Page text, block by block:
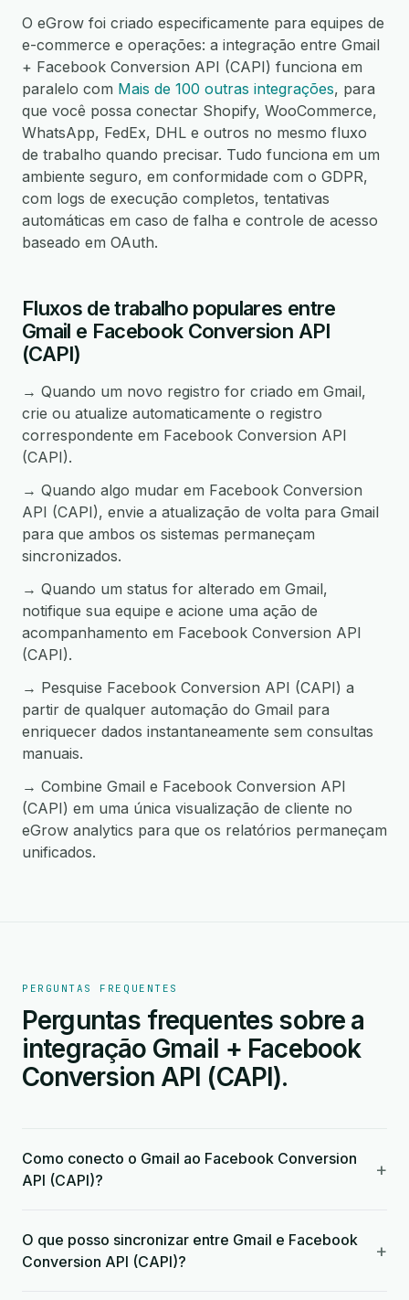
O eGrow foi criado especificamente para equipes de
e-commerce e operações: a integração entre Gmail
+ Facebook Conversion API (CAPI) funciona em
paralelo com Mais de 100 outras integrações, para
que você possa conectar Shopify, WooCommerce,
WhatsApp, FedEx, DHL e outros no mesmo fluxo
de trabalho quando precisar. Tudo funciona em um
ambiente seguro, em conformidade com o GDPR,
com logs de execução completos, tentativas
automáticas em caso de falha e controle de acesso
baseado em OAuth.
Fluxos de trabalho populares entre
Gmail e Facebook Conversion API
(CAPI)
→ Quando um novo registro for criado em Gmail,
crie ou atualize automaticamente o registro
correspondente em Facebook Conversion API
(CAPI).
→ Quando algo mudar em Facebook Conversion
API (CAPI), envie a atualização de volta para Gmail
para que ambos os sistemas permaneçam
sincronizados.
→ Quando um status for alterado em Gmail,
notifique sua equipe e acione uma ação de
acompanhamento em Facebook Conversion API
(CAPI).
→ Pesquise Facebook Conversion API (CAPI) a
partir de qualquer automação do Gmail para
enriquecer dados instantaneamente sem consultas
manuais.
→ Combine Gmail e Facebook Conversion API
(CAPI) em uma única visualização de cliente no
eGrow analytics para que os relatórios permaneçam
unificados.
PERGUNTAS FREQUENTES
Perguntas frequentes sobre a
integração Gmail + Facebook
Conversion API (CAPI).
Como conecto o Gmail ao Facebook Conversion
API (CAPI)?
+
O que posso sincronizar entre Gmail e Facebook
Conversion API (CAPI)?
+